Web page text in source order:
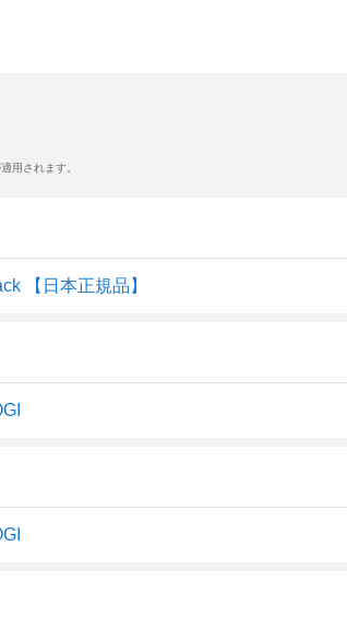
用されます。
【日本正規品】